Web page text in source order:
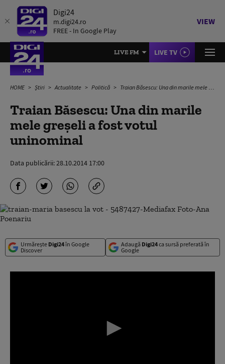
Digi24
m.digi24.ro
FREE - In Google Play
VIEW
LIVE FM LIVE TV
HOME Știri Actualitate Politică Traian Băsescu: Una din marile mele greșeli a fost votul uninominal
Traian Băsescu: Una din marile
mele greșeli a fost votul
uninominal
Data publicării:28.10.2014 17:00
Urmărește Digi24în Google
Discover
Adaugă Digi24ca sursă preferată în
Google